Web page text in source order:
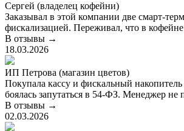
Сергей (владелец кофейни)
Заказывал в этой компании две смарт-
фискализацией. Переживал, что в кофейне
В отзывы →
18.03.2026
ИП Петрова (магазин цветов)
Покупала кассу и фискальный
боялась запутаться в 54-ФЗ. Менеджер не
В отзывы →
02.03.2026